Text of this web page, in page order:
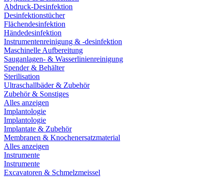
Abdruck-Desinfektion
Desinfektionstücher
Flächendesinfektion
Händedesinfektion
Instrumentenreinigung & -desinfektion
Maschinelle Aufbereitung
Sauganlagen- & Wasserlinienreinigung
Spender & Behälter
Sterilisation
Ultraschallbäder & Zubehör
Zubehör & Sonstiges
Alles anzeigen
Implantologie
Implantologie
Implantate & Zubehör
Membranen & Knochenersatzmaterial
Alles anzeigen
Instrumente
Instrumente
Excavatoren & Schmelzmeissel